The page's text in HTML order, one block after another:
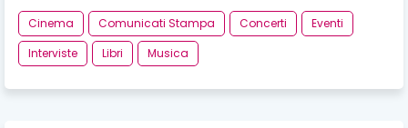
Cinema Comunicati Stampa Concerti
Eventi
Interviste
Libri Musica